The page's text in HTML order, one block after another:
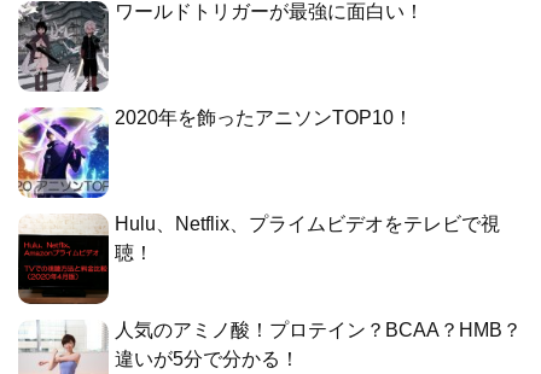
ワールドトリガーが最強に面白い！
2020年を飾ったアニソンTOP10！
Hulu、Netflix、プライムビデオをテレビで視
聴！
人気のアミノ酸！プロテイン？BCAA？HMB？
違いが5分で分かる！